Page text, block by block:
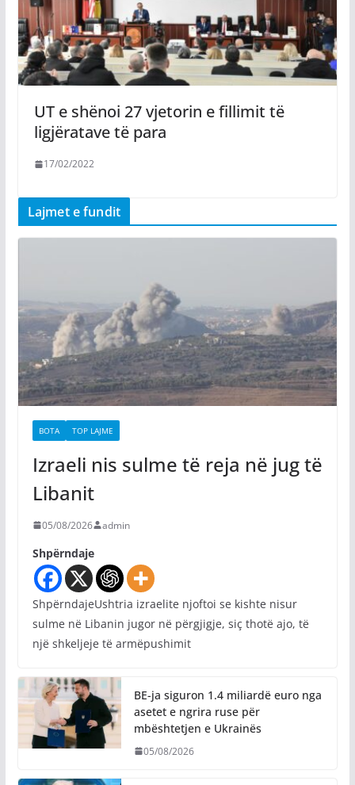
UT e shënoi 27 vjetorin e fillimit të
ligjëratave të para
17/02/2022
Lajmet e fundit
BOTA TOP LAJME
Izraeli nis sulme të reja në jug të
Libanit
05/08/2026 admin
Shpërndaje
ShpërndajeUshtria izraelite njoftoi se kishte nisur
sulme në Libanin jugor në përgjigje, siç thotë ajo, të
një shkeljeje të armëpushimit
BE-ja siguron 1.4 miliardë euro nga
asetet e ngrira ruse për
mbështetjen e Ukrainës
05/08/2026